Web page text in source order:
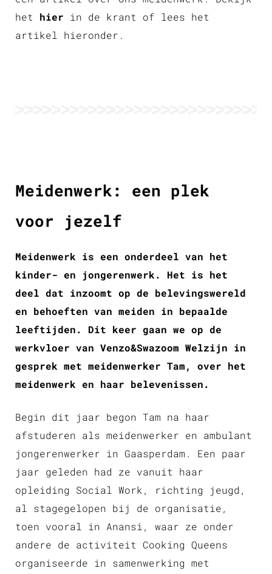
het hier in de krant of lees het
artikel hieronder.
Meidenwerk: een plek
voor jezelf
Meidenwerk is een onderdeel van het
kinder- en jongerenwerk. Het is het
deel dat inzoomt op de belevingswereld
en behoeften van meiden in bepaalde
leeftijden. Dit keer gaan we op de
werkvloer van Venzo&Swazoom Welzijn in
gesprek met meidenwerker Tam, over het
meidenwerk en haar belevenissen.
Begin dit jaar begon Tam na haar
afstuderen als meidenwerker en ambulant
jongerenwerker in Gaasperdam. Een paar
jaar geleden had ze vanuit haar
opleiding Social Work, richting jeugd,
al stagegelopen bij de organisatie,
toen vooral in Anansi, waar ze onder
andere de activiteit Cooking Queens
organiseerde in samenwerking met